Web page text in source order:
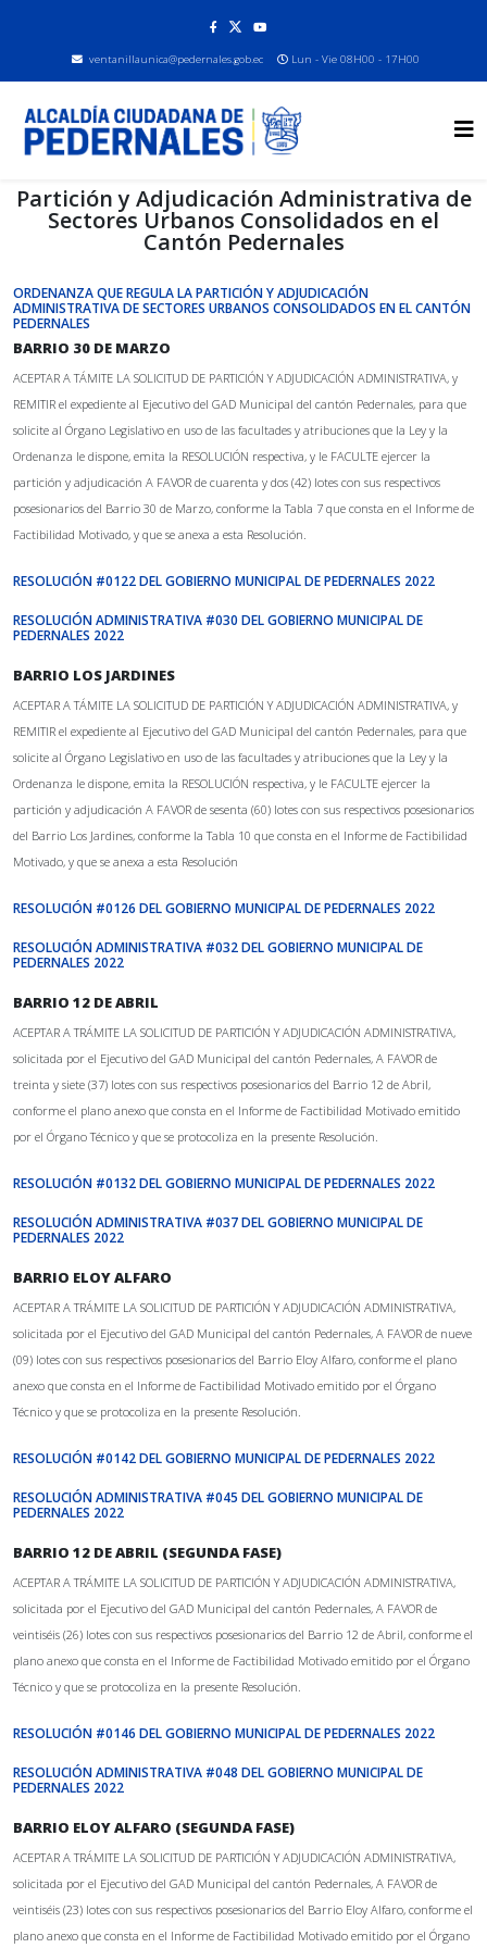
ventanillaunica@pedernales.gob.ec Lun - Vie 08H00 - 17H00
Partición y Adjudicación Administrativa de
Sectores Urbanos Consolidados en el
Cantón Pedernales
ORDENANZA QUE REGULA LA PARTICIÓN Y ADJUDICACIÓN
ADMINISTRATIVA DE SECTORES URBANOS CONSOLIDADOS EN EL CANTÓN
PEDERNALES
BARRIO 30 DE MARZO
ACEPTAR A TÁMITE LA SOLICITUD DE PARTICIÓN Y ADJUDICACIÓN ADMINISTRATIVA, y
REMITIR el expediente al Ejecutivo del GAD Municipal del cantón Pedernales, para que
solicite al Órgano Legislativo en uso de las facultades y atribuciones que la Ley y la
Ordenanza le dispone, emita la RESOLUCIÓN respectiva, y le FACULTE ejercer la
partición y adjudicación A FAVOR de cuarenta y dos (42) lotes con sus respectivos
posesionarios del Barrio 30 de Marzo, conforme la Tabla 7 que consta en el Informe de
Factibilidad Motivado, y que se anexa a esta Resolución.
RESOLUCIÓN #0122 DEL GOBIERNO MUNICIPAL DE PEDERNALES 2022
RESOLUCIÓN ADMINISTRATIVA #030 DEL GOBIERNO MUNICIPAL DE
PEDERNALES 2022
BARRIO LOS JARDINES
ACEPTAR A TÁMITE LA SOLICITUD DE PARTICIÓN Y ADJUDICACIÓN ADMINISTRATIVA, y
REMITIR el expediente al Ejecutivo del GAD Municipal del cantón Pedernales, para que
solicite al Órgano Legislativo en uso de las facultades y atribuciones que la Ley y la
Ordenanza le dispone, emita la RESOLUCIÓN respectiva, y le FACULTE ejercer la
partición y adjudicación A FAVOR de sesenta (60) lotes con sus respectivos posesionarios
del Barrio Los Jardines, conforme la Tabla 10 que consta en el Informe de Factibilidad
Motivado, y que se anexa a esta Resolución
RESOLUCIÓN #0126 DEL GOBIERNO MUNICIPAL DE PEDERNALES 2022
RESOLUCIÓN ADMINISTRATIVA #032 DEL GOBIERNO MUNICIPAL DE
PEDERNALES 2022
BARRIO 12 DE ABRIL
ACEPTAR A TRÁMITE LA SOLICITUD DE PARTICIÓN Y ADJUDICACIÓN ADMINISTRATIVA,
solicitada por el Ejecutivo del GAD Municipal del cantón Pedernales, A FAVOR de
treinta y siete (37) lotes con sus respectivos posesionarios del Barrio 12 de Abril,
conforme el plano anexo que consta en el Informe de Factibilidad Motivado emitido
por el Órgano Técnico y que se protocoliza en la presente Resolución.
RESOLUCIÓN #0132 DEL GOBIERNO MUNICIPAL DE PEDERNALES 2022
RESOLUCIÓN ADMINISTRATIVA #037 DEL GOBIERNO MUNICIPAL DE
PEDERNALES 2022
BARRIO ELOY ALFARO
ACEPTAR A TRÁMITE LA SOLICITUD DE PARTICIÓN Y ADJUDICACIÓN ADMINISTRATIVA,
solicitada por el Ejecutivo del GAD Municipal del cantón Pedernales, A FAVOR de nueve
(09) lotes con sus respectivos posesionarios del Barrio Eloy Alfaro, conforme el plano
anexo que consta en el Informe de Factibilidad Motivado emitido por el Órgano
Técnico y que se protocoliza en la presente Resolución.
RESOLUCIÓN #0142 DEL GOBIERNO MUNICIPAL DE PEDERNALES 2022
RESOLUCIÓN ADMINISTRATIVA #045 DEL GOBIERNO MUNICIPAL DE
PEDERNALES 2022
BARRIO 12 DE ABRIL (SEGUNDA FASE)
ACEPTAR A TRÁMITE LA SOLICITUD DE PARTICIÓN Y ADJUDICACIÓN ADMINISTRATIVA,
solicitada por el Ejecutivo del GAD Municipal del cantón Pedernales, A FAVOR de
veintiséis (26) lotes con sus respectivos posesionarios del Barrio 12 de Abril, conforme el
plano anexo que consta en el Informe de Factibilidad Motivado emitido por el Órgano
Técnico y que se protocoliza en la presente Resolución.
RESOLUCIÓN #0146 DEL GOBIERNO MUNICIPAL DE PEDERNALES 2022
RESOLUCIÓN ADMINISTRATIVA #048 DEL GOBIERNO MUNICIPAL DE
PEDERNALES 2022
BARRIO ELOY ALFARO (SEGUNDA FASE)
ACEPTAR A TRÁMITE LA SOLICITUD DE PARTICIÓN Y ADJUDICACIÓN ADMINISTRATIVA,
solicitada por el Ejecutivo del GAD Municipal del cantón Pedernales, A FAVOR de
veintiséis (23) lotes con sus respectivos posesionarios del Barrio Eloy Alfaro, conforme el
plano anexo que consta en el Informe de Factibilidad Motivado emitido por el Órgano